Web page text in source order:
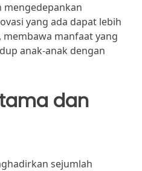
mengedepankan
yang ada dapat lebih
manfaat yang
anak-anak dengan
dan
sejumlah